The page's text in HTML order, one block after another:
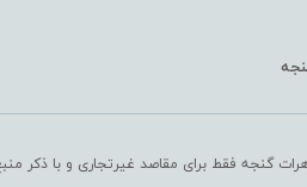
گنجه فقط برای مقاصد غیرتجاری و با